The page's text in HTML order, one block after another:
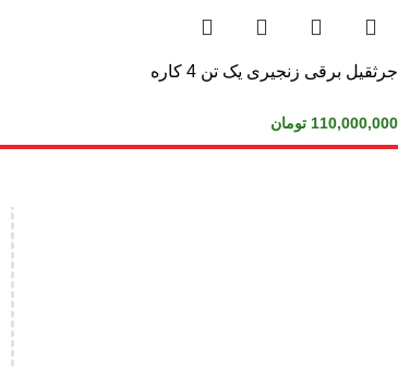
جرثقیل برقی زنجیری یک تن 4 کاره
110,000,000 تومان